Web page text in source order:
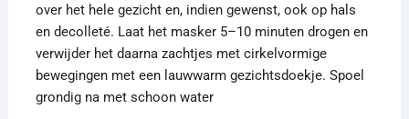
over het hele gezicht en, indien gewenst, ook op hals
en decolleté. Laat het masker 5–10 minuten drogen en
verwijder het daarna zachtjes met cirkelvormige
bewegingen met een lauwwarm gezichtsdoekje. Spoel
grondig na met schoon water